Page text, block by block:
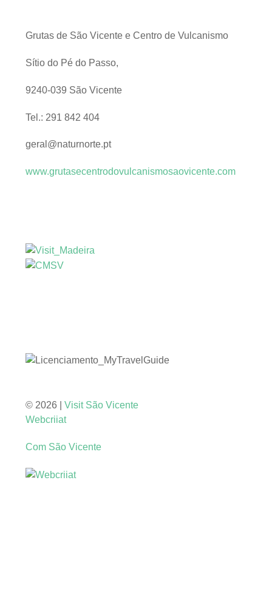
Grutas de São Vicente e Centro de Vulcanismo
Sítio do Pé do Passo,
9240-039 São Vicente
Tel.: 291 842 404
geral@naturnorte.pt
www.grutasecentrodovulcanismosaovicente.com
© 2026 | Visit São Vicente
Webcriiat
Com São Vicente